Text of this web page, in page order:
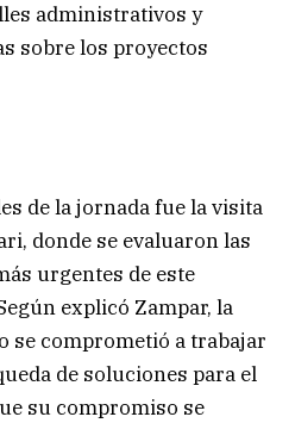
administrativos y
sobre los proyectos
de la jornada fue la visita
donde se evaluaron las
urgentes de este
explicó Zampar, la
se comprometió a trabajar
de soluciones para el
su compromiso se